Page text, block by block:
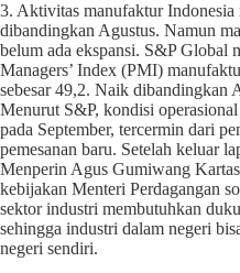
3. Aktivitas manufaktur Indonesia
dibandingkan Agustus. Namun
belum ada ekspansi. S&P Global
Managers’ Index (PMI)
sebesar 49,2. Naik dibandingkan
Menurut S&P, kondisi
pada September, tercermin dari
pemesanan baru. Setelah keluar
Menperin Agus Gumiwang
kebijakan Menteri Perdagangan
sektor industri membutuhkan
sehingga industri dalam negeri
negeri sendiri.